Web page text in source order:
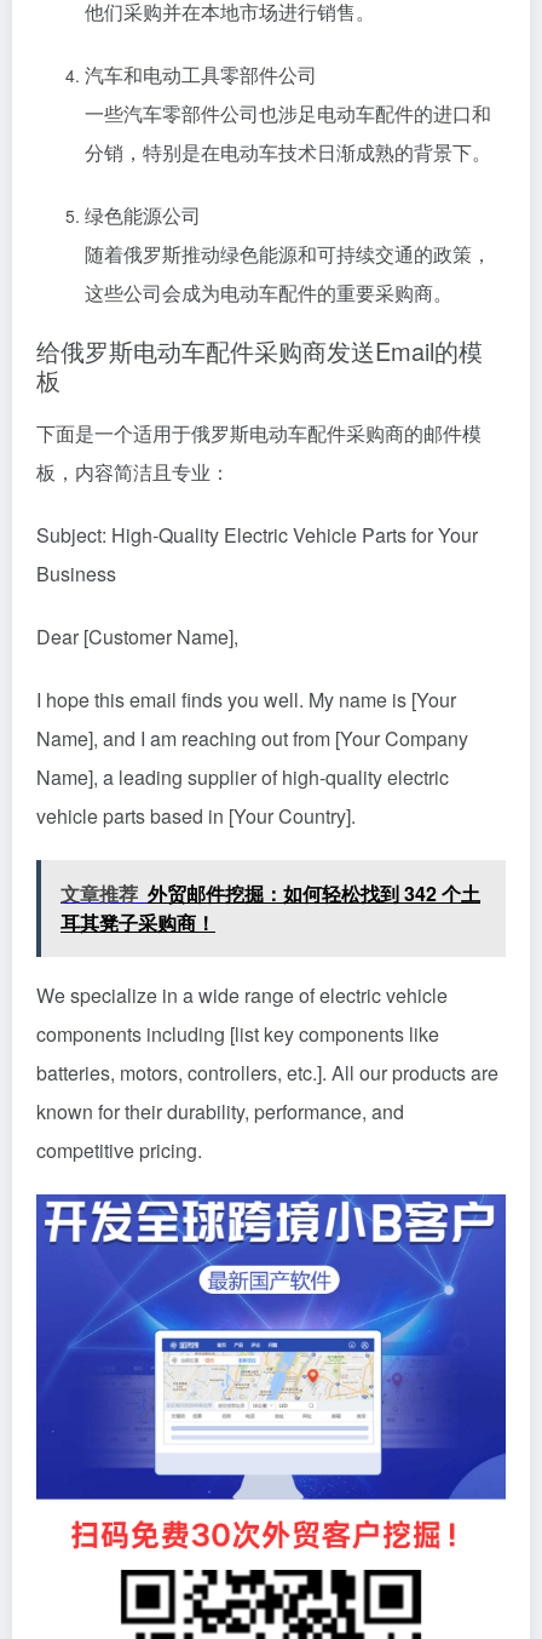
他们采购并在本地市场进行销售。
汽车和电动工具零部件公司
一些汽车零部件公司也涉足电动车配件的进口和
分销，特别是在电动车技术日渐成熟的背景下。
绿色能源公司
随着俄罗斯推动绿色能源和可持续交通的政策，
这些公司会成为电动车配件的重要采购商。
给俄罗斯电动车配件采购商发送Email的模
板
下面是一个适用于俄罗斯电动车配件采购商的邮件模
板，内容简洁且专业：
Subject: High-Quality Electric Vehicle Parts for Your
Business
Dear [Customer Name],
I hope this email finds you well. My name is [Your
Name], and I am reaching out from [Your Company
Name], a leading supplier of high-quality electric
vehicle parts based in [Your Country].
文章推荐 外贸邮件挖掘：如何轻松找到 342 个土
耳其凳子采购商！
We specialize in a wide range of electric vehicle
components including [list key components like
batteries, motors, controllers, etc.]. All our products are
known for their durability, performance, and
competitive pricing.